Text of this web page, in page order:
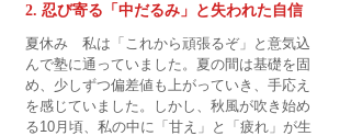
2. 忍び寄る「中だるみ」と失われた自信
夏休み　私は「これから頑張るぞ」と意気込
んで塾に通っていました。夏の間は基礎を固
め、少しずつ偏差値も上がっていき、手応え
を感じていました。しかし、秋風が吹き始め
る10月頃、私の中に「甘え」と「疲れ」が生